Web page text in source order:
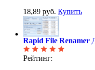
18,89 руб. Купить
Rapid File Renamer
Рейтинг: